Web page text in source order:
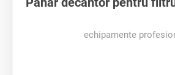
Pahar decantor pentru
echipamente